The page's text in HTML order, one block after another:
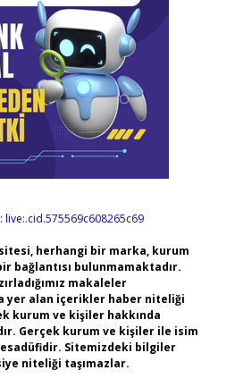
live:.cid.575569c608265c69
herhangi bir marka, kurum
bağlantısı bulunmamaktadır.
makaleler
yer alan içerikler haber niteliği
kurum ve kişiler hakkında
Gerçek kurum ve kişiler ile isim
Sitemizdeki bilgiler
niteliği taşımazlar.